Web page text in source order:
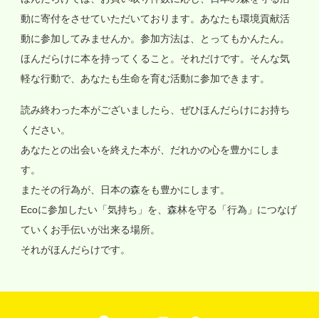
動に寄付をさせていただいております。あなたも環境貢献活
動に参加してみませんか。参加方法は、とってもかんたん。
ほんだらけに本を持ってくること。それだけです。そんな気
軽な行動で、あなたも生命を育む活動に参加できます。
読み終わった本がございましたら、ぜひほんだらけにお持ち
ください。
あなたとの出会いを終えた本が、だれかの心を豊かにしま
す。
またその行為が、日本の森をも豊かにします。
Ecoに参加したい「気持ち」を、森林を守る「行為」につなげ
ていくお手伝いが出来る場所。
それがほんだらけです。